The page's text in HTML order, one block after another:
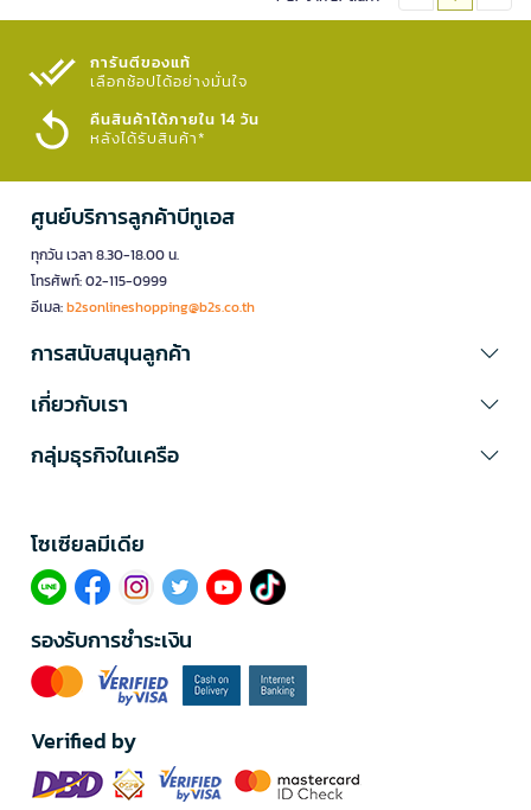
การันตีของแท้
เลือกช้อปได้อย่างมั่นใจ​
คืนสินค้าได้ภายใน 14 วัน
หลังได้รับสินค้า*
ศูนย์บริการลูกค้าบีทูเอส
ทุกวัน เวลา 8.30-18.00 น.
โทรศัพท์: 02-115-0999
อีเมล:b2sonlineshopping@b2s.co.th
การสนับสนุนลูกค้า
เกี่ยวกับเรา
กลุ่มธุรกิจในเครือ
โซเซียลมีเดีย​
รองรับการชำระเงิน
Verified by